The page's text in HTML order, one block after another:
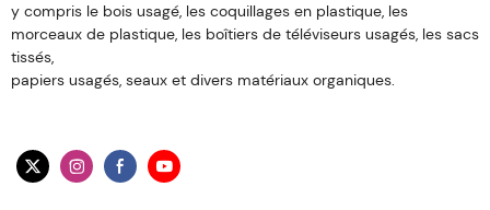
y compris le bois usagé, les coquillages en plastique, les
morceaux de plastique, les boîtiers de téléviseurs usagés, les sacs
tissés,
papiers usagés, seaux et divers matériaux organiques.